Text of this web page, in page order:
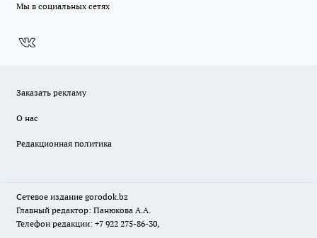
Мы в социальных сетях
Заказать рекламу
О нас
Редакционная политика
Сетевое издание gorodok.bz
Главный редактор: Панюкова А.А.
Телефон редакции: +7 922 275-86-30,